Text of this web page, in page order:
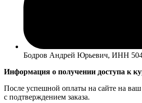
Бодров Андрей Юрьевич, ИНН
Информация о получении доступа к
После успешной оплаты на сайте на
с подтверждением заказа.